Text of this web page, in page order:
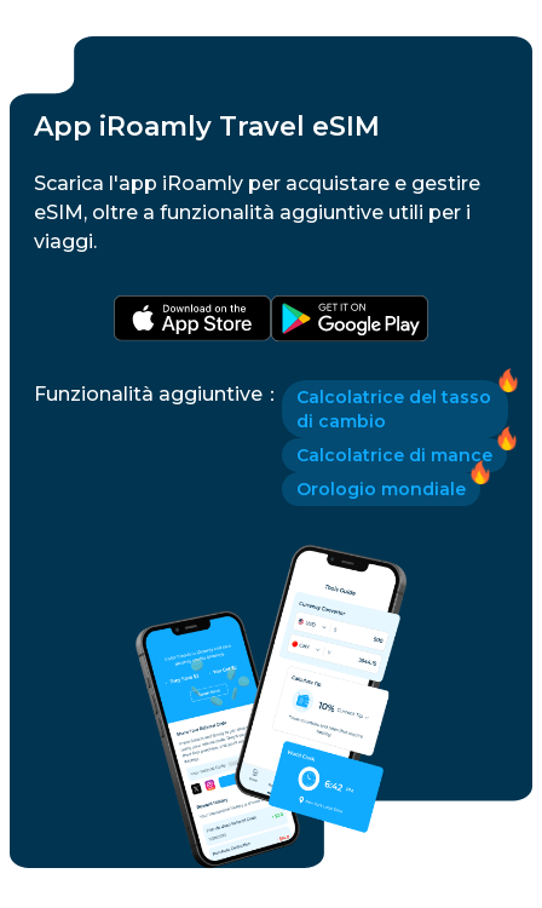
App iRoamly Travel eSIM
Scarica l'app iRoamly per acquistare e gestire
eSIM, oltre a funzionalità aggiuntive utili per i
viaggi.
Funzionalità aggiuntive ：
Calcolatrice del tasso
di cambio
Calcolatrice di mance
Orologio mondiale